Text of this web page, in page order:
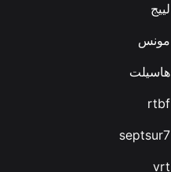
لييج
مونس
هاسيلت
rtbf
septsur7
vrt